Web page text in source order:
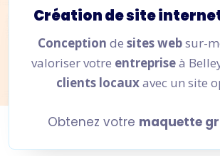
Création de site
Conception de sites websur-
valoriser votre entrepriseà
clients locauxavec un site
Obtenez votre maquette